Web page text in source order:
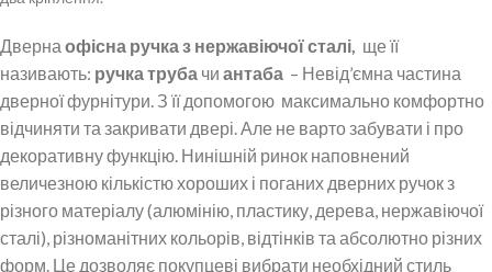
Дверна офісна ручка з нержавіючої сталі, ще її
називають: ручка труба чи антаба – Невід’ємна частина
дверної фурнітури. З її допомогою максимально комфортно
відчиняти та закривати двері. Але не варто забувати і про
декоративну функцію. Нинішній ринок наповнений
величезною кількістю хороших і поганих дверних ручок з
різного матеріалу (алюмінію, пластику, дерева, нержавіючої
сталі), різноманітних кольорів, відтінків та абсолютно різних
форм. Це дозволяє покупцеві вибрати необхідний стиль